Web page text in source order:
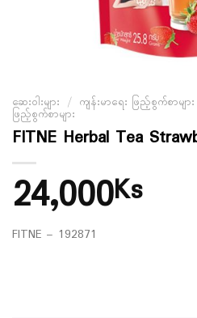
ဆေးဝါးများ / ကျန်းမာရေး ဖြည့်စွက်စာများ
ဖြည့်စွက်စာများ
FITNE Herbal Tea
24,000Ks
FITNE – 192871